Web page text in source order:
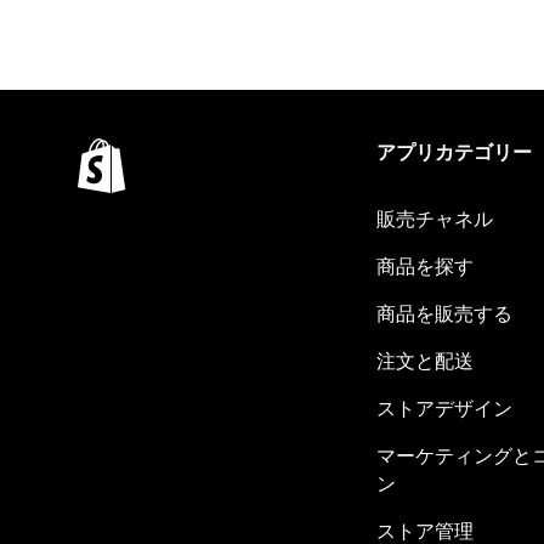
アプリカテゴリー
販売チャネル
商品を探す
商品を販売する
注文と配送
ストアデザイン
マーケティングと
ン
ストア管理